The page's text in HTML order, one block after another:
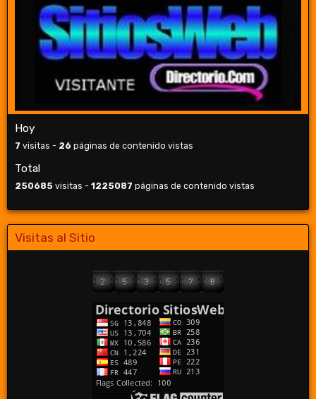
Hoy
7 visitas - 26 páginas de contenido vistas
Total
250685 visitas - 1225087 páginas de contenido vistas
Visitas al Sitio